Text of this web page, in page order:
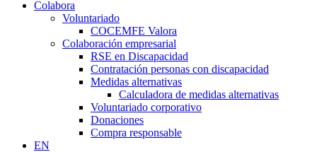
Colabora
Voluntariado
COCEMFE Valora
Colaboración empresarial
RSE en Discapacidad
Contratación personas con discapacidad
Medidas alternativas
Calculadora de medidas alternativas
Voluntariado corporativo
Donaciones
Compra responsable
EN